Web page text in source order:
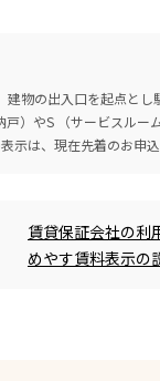
建物の出入口を起点と
戸）やS （サービスル
表示は、現在先着のお
表示
賃貸保証会社の利
めやす賃料表示の